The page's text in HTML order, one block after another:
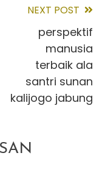
NEXT POST
perspektif
manusia
terbaik ala
santri sunan
kalijogo jabung